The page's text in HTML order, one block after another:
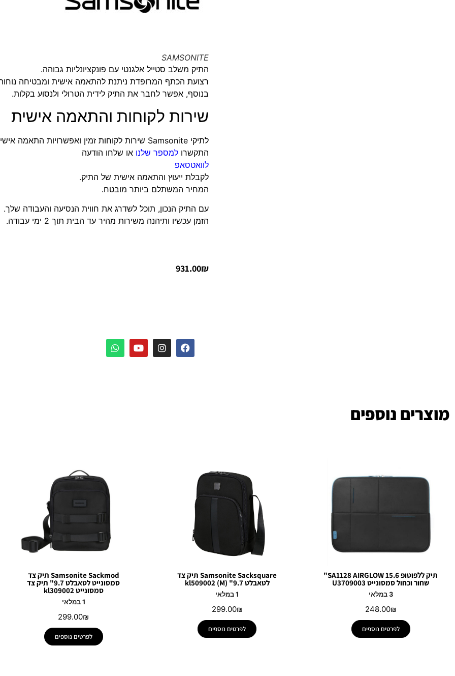
SAMSONITE
התיק משלב סטייל אלגנטי עם פונקציונליות גבוהה.
רצועת הכתף המרופדת ניתנת להתאמה אישית ומבטיחה
בנוסף, אפשר לחבר את התיק לידית הטרולי ולנסוע בקלות.
שירות לקוחות והתאמה אישית
לתיקי Samsonite שירות לקוחות זמין ואפשרויות התאמה אישית מגוונות.
התקשרו למספר שלנו או שלחו הודעה
לוואטסאפ
לקבלת ייעוץ והתאמה אישית של התיק.
המחיר המשתלם ביותר מובטח.
עם התיק הנכון, תוכל לשדרג את חווית הנסיעה והעבודה שלך.
הזמן עכשיו ותיהנה משירות מהיר עד הבית תוך 2 ימי עבודה.
931.00₪
מוצרים נוספים
תיק ללפוטופ SA1128 AIRGLOW 15.6"
שחור וכחול סמסונייט U3709003
3 במלאי
248.00₪
לפרטים נוספים
Samsonite Sacksquare תיק צד
לטאבלט 9.7" (M) kl509002
1 במלאי
299.00₪
לפרטים נוספים
Samsonite Sackmod תיק צד
סמסונייט לטאבלט 9.7" תיק צד
סמסונייט kl309002
1 במלאי
299.00₪
לפרטים נוספים